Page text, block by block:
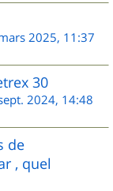
2025, 11:37
30
2024, 14:48
de
, quel